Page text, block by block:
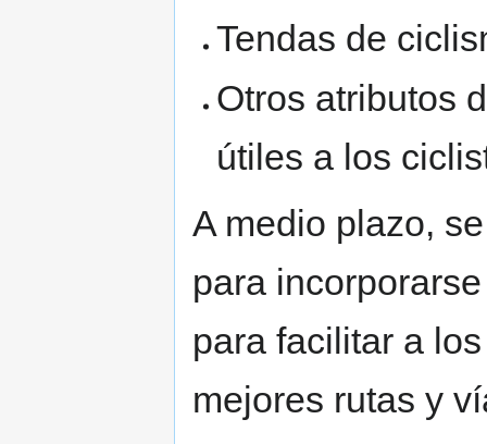
Tendas de
Otros atributos
útiles a los
A medio plazo,
para
para facilitar a
mejores rutas y